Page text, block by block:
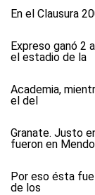
En el Clausura
Expreso ganó 2
el estadio de la
Academia,
el del
Granate. Justo
fueron en
Por eso ésta
de los